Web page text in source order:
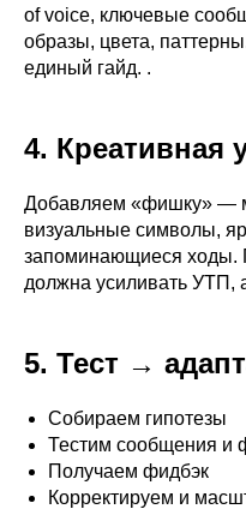
of voice, ключевые
образы, цвета,
единый гайд. .
4. Креативная
Добавляем «фишку» —
визуальные символы,
запоминающиеся ходы.
должна усиливать УТП,
5. Тест →
Собираем гипотезы
Тестим сообщения и
Получаем фидбэк
Корректируем и